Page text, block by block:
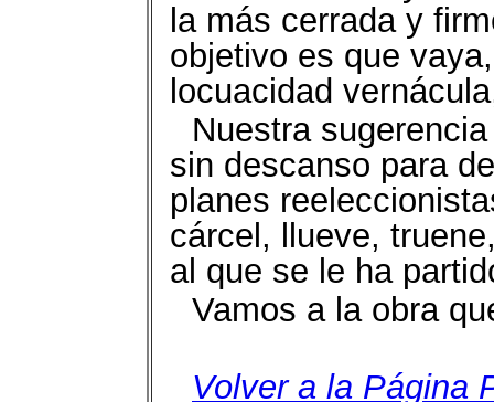
la más cerrada y
objetivo es que
locuacidad
Nuestra
sin descanso para
planes
cárcel, llueve,
al que se le ha
Vamos a la obra
Volver a la Página